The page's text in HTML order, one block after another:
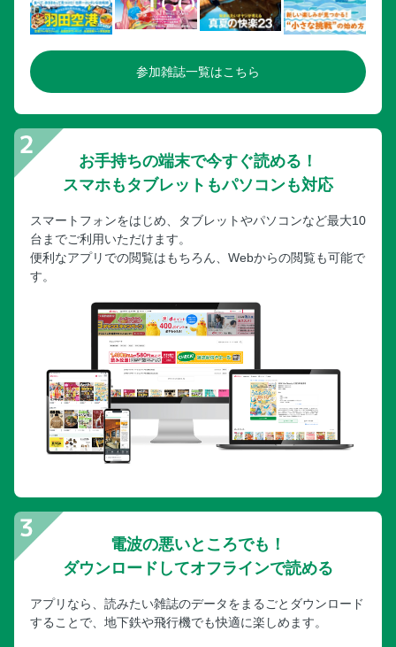
参加雑誌一覧はこちら
お手持ちの端末で今すぐ読める！
スマホもタブレットもパソコンも対応
スマートフォンをはじめ、タブレットやパソコンなど最大10
台までご利用いただけます。
便利なアプリでの閲覧はもちろん、Webからの閲覧も可能で
す。
電波の悪いところでも！
ダウンロードしてオフラインで読める
アプリなら、読みたい雑誌のデータをまるごとダウンロード
することで、地下鉄や飛行機でも快適に楽しめます。